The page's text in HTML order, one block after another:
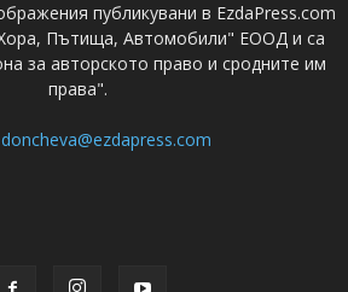
публикувани в EzdaPress.com
Пътища, Автомобили" ЕООД и са
за авторското право и сродните им
права".
doncheva@ezdapress.com